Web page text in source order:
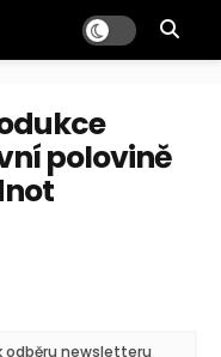
polovině
odběru newsletteru